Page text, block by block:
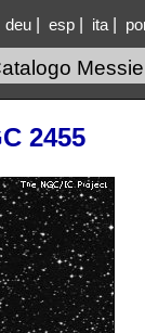
deu| esp| ita|
2455